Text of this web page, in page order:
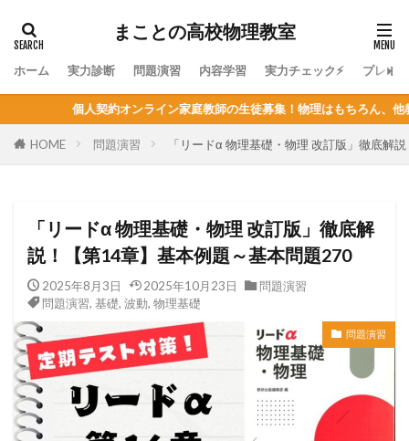
まことの高校物理教室
ホーム 実力診断 問題演習 内容学習 実力チェック⚡ プレミ
家庭教師の生徒募集！物理はもちろん、他教科の指導も可能！定員が決
HOME 問題演習 「リードα 物理基礎・物理 改訂版」徹底解
「リードα 物理基礎・物理 改訂版」徹底解
説！【第14章】基本例題～基本問題270
2025年8月3日 2025年10月23日
問題演習
問題演習, 基礎, 波動, 物理基礎
問題演習